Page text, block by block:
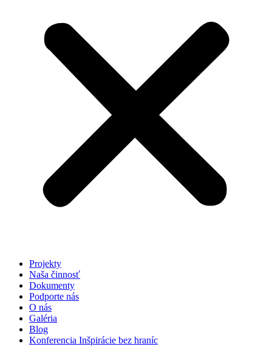
Projekty
Naša činnosť
Dokumenty
Podporte nás
O nás
Galéria
Blog
Konferencia Inšpirácie bez hraníc